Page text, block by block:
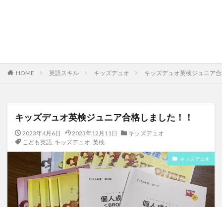
HOME 英語スキル キッズデュオ キッズデュオ英検ジュニア
キッズデュオ英検ジュニア合格しました！！
2023年4月6日 2023年12月11日
キッズデュオ
こども英語, キッズデュオ, 英検
キッズデュオ